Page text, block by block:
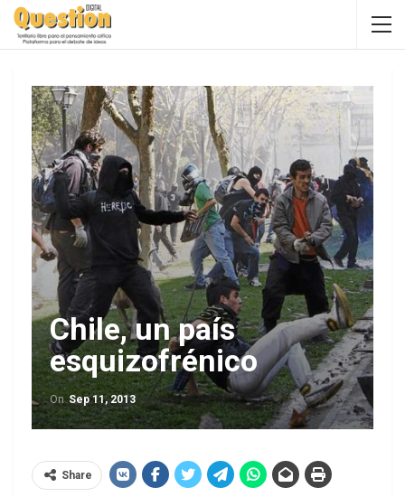
Chile, un país
esquizofrénico
On Sep 11, 2013
Share